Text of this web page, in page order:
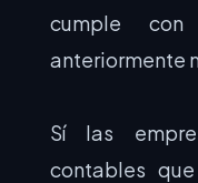
cumple
anteriormente
Sí las
contables